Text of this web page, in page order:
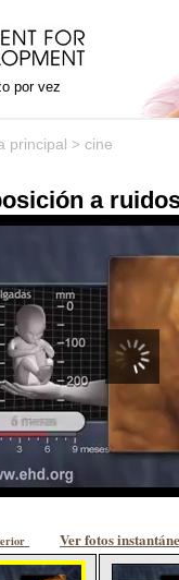
por vez
principal > cine
a
Ver fotos